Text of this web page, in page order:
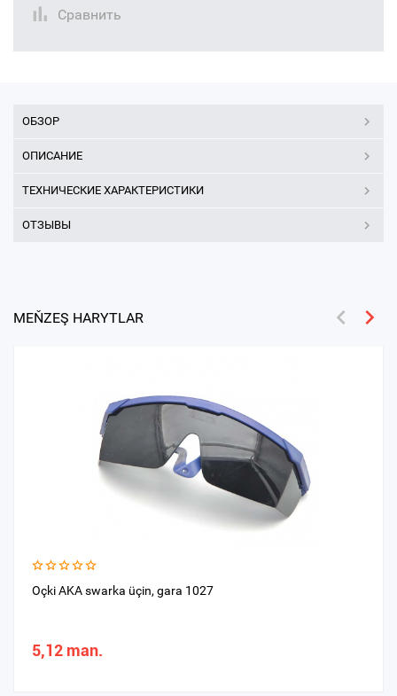
Сравнить
ОБЗОР
ОПИСАНИЕ
ТЕХНИЧЕСКИЕ ХАРАКТЕРИСТИКИ
ОТЗЫВЫ
MEŇZEŞ HARYTLAR
Oçki AKA swarka üçin, gara 1027
5,12 man.